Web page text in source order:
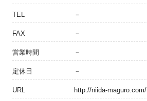
TEL －
FAX －
営業時間 －
定休日 －
URL http://niida-maguro.com/